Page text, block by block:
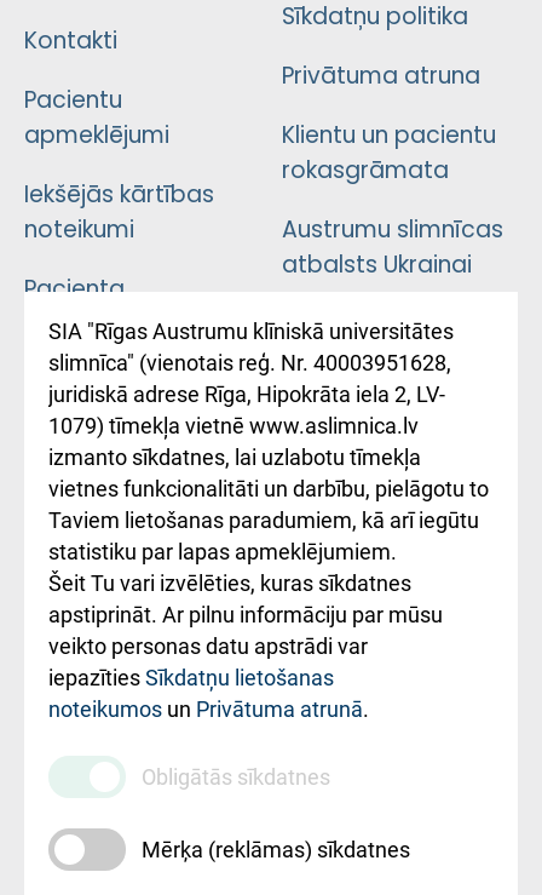
Kontakti
Pacientu
apmeklējumi
Iekšējās kārtības
noteikumi
Pacienta
atsauksmju/sūdzību
iesniegšanas
kārtība
Kā pie mums nokļūt
Rēķinu apmaksas
ceļvedis
Rekvizīti un
ārstniecības
iestādes kods
010000234
Maksas
pakalpojumu
cenrādis
Sīkdatņu politika
Privātuma atruna
Klientu un pacientu
rokasgrāmata
Austrumu slimnīcas
atbalsts Ukrainai
Підтримка Східної
лікарні та співпраця з
Україною
SIA "Rīgas Austrumu klīniskā universitātes
slimnīca" (vienotais reģ. Nr. 40003951628,
juridiskā adrese Rīga, Hipokrāta iela 2, LV-
1079) tīmekļa vietnē www.aslimnica.lv
izmanto sīkdatnes, lai uzlabotu tīmekļa
vietnes funkcionalitāti un darbību, pielāgotu to
Taviem lietošanas paradumiem, kā arī iegūtu
statistiku par lapas apmeklējumiem.
Šeit Tu vari izvēlēties, kuras sīkdatnes
apstiprināt. Ar pilnu informāciju par mūsu
veikto personas datu apstrādi var
iepazītiesSīkdatņu lietošanas
noteikumos un Privātuma atrunā.
Obligātās sīkdatnes
Mērķa (reklāmas) sīkdatnes